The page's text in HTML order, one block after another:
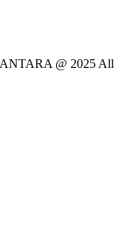
@ 2025 All